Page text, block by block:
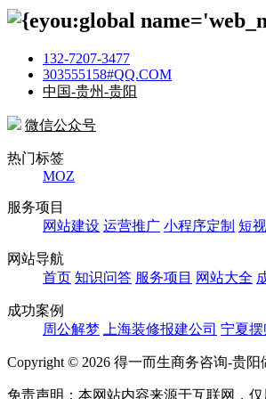
132-7207-3477
303555158#QQ.COM
中国-贵州-贵阳
微信公众号
热门标签
MOZ
服务项目
网站建设 运营推广 小程序定制 短
网站导航
首页 知识问答 服务项目 网站大全
成功案例
周公解梦
上海装修报建公司 宁夏摆
Copyright © 2026 得一而生商务咨询-贵
免责声明：本网站内容来源于互联网，